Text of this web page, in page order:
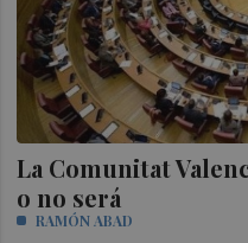
La Comunitat
o no será
RAMÓN ABAD